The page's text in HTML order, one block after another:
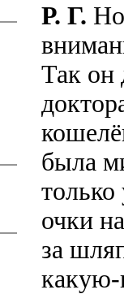
Р. Г.
Так он
была
очки
за
какую-